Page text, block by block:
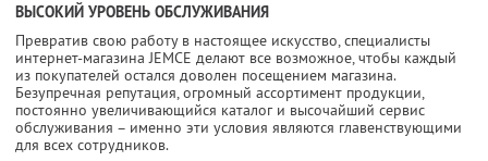
ВЫСОКИЙ УРОВЕНЬ ОБСЛУЖИВАНИЯ
Превратив свою работу в настоящее искусство, специалисты
интернет-магазина JEMCE делают все возможное, чтобы каждый
из покупателей остался доволен посещением магазина.
Безупречная репутация, огромный ассортимент продукции,
постоянно увеличивающийся каталог и высочайший сервис
обслуживания – именно эти условия являются главенствующими
для всех сотрудников.